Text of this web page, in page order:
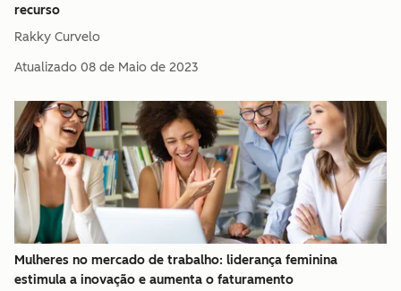
recurso
Rakky Curvelo
Atualizado 08 de Maio de 2023
Mulheres no mercado de trabalho: liderança feminina
estimula a inovação e aumenta o faturamento